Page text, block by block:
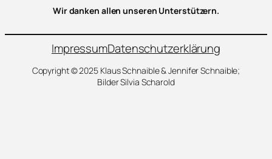
Wir danken allen unseren Unterstützern.
ImpressumDatenschutzerklärung
Copyright © 2025 Klaus Schnaible & Jennifer Schnaible;
Bilder Silvia Scharold